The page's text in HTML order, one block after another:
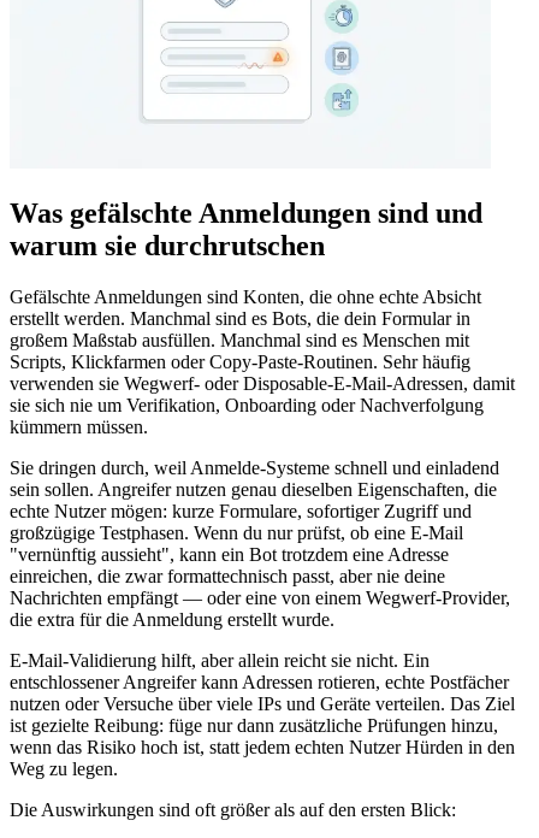
Was gefälschte Anmeldungen sind und
warum sie durchrutschen
Gefälschte Anmeldungen sind Konten, die ohne echte Absicht
erstellt werden. Manchmal sind es Bots, die dein Formular in
großem Maßstab ausfüllen. Manchmal sind es Menschen mit
Scripts, Klickfarmen oder Copy‑Paste‑Routinen. Sehr häufig
verwenden sie Wegwerf‑ oder Disposable‑E‑Mail‑Adressen, damit
sie sich nie um Verifikation, Onboarding oder Nachverfolgung
kümmern müssen.
Sie dringen durch, weil Anmelde‑Systeme schnell und einladend
sein sollen. Angreifer nutzen genau dieselben Eigenschaften, die
echte Nutzer mögen: kurze Formulare, sofortiger Zugriff und
großzügige Testphasen. Wenn du nur prüfst, ob eine E‑Mail
"vernünftig aussieht", kann ein Bot trotzdem eine Adresse
einreichen, die zwar formattechnisch passt, aber nie deine
Nachrichten empfängt — oder eine von einem Wegwerf‑Provider,
die extra für die Anmeldung erstellt wurde.
E‑Mail‑Validierung hilft, aber allein reicht sie nicht. Ein
entschlossener Angreifer kann Adressen rotieren, echte Postfächer
nutzen oder Versuche über viele IPs und Geräte verteilen. Das Ziel
ist gezielte Reibung: füge nur dann zusätzliche Prüfungen hinzu,
wenn das Risiko hoch ist, statt jedem echten Nutzer Hürden in den
Weg zu legen.
Die Auswirkungen sind oft größer als auf den ersten Blick: